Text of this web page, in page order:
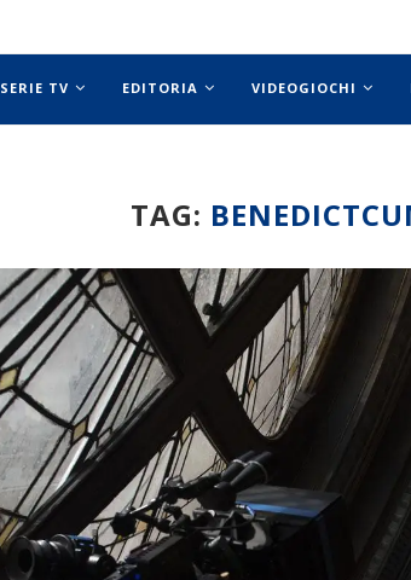
SERIE TV EDITORIA VIDEOGIOCHI
TAG: